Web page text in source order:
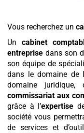
Vous recherchez un
Un cabinet
entreprise dans son
son équipe de
dans le domaine de
domaine
commissariat aux
grâce à l’expertise
société vous
de services et